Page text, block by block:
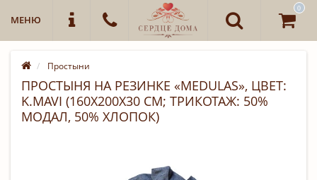
МЕНЮ
0
Простыни
ПРОСТЫНЯ НА РЕЗИНКЕ «MEDULAS», ЦВЕТ:
K.MAVI (160Х200Х30 СМ; ТРИКОТАЖ: 50%
МОДАЛ, 50% ХЛОПОК)